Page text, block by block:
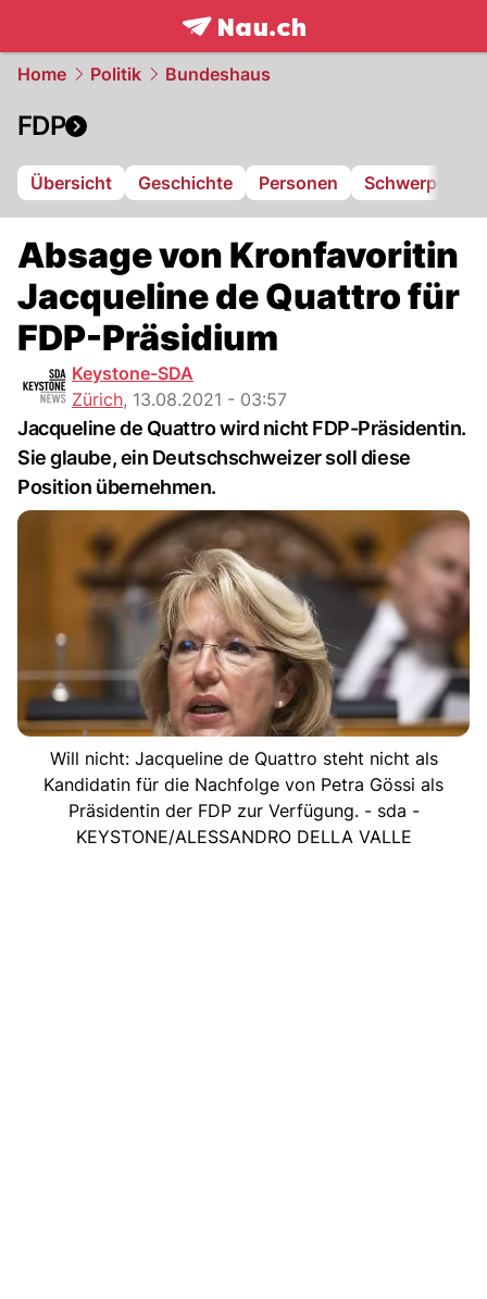
frontpage.NAU.ch
Home Politik Bundeshaus
FDP
Übersicht Geschichte Personen Schwerpunkte
Absage von Kronfavoritin
Jacqueline de Quattro für
FDP-Präsidium
Keystone-SDA
Zürich, 13.08.2021 - 03:57
Jacqueline de Quattro wird nicht FDP-Präsidentin.
Sie glaube, ein Deutschschweizer soll diese
Position übernehmen.
Will nicht: Jacqueline de Quattro steht nicht als
Kandidatin für die Nachfolge von Petra Gössi als
Präsidentin der FDP zur Verfügung. - sda -
KEYSTONE/ALESSANDRO DELLA VALLE